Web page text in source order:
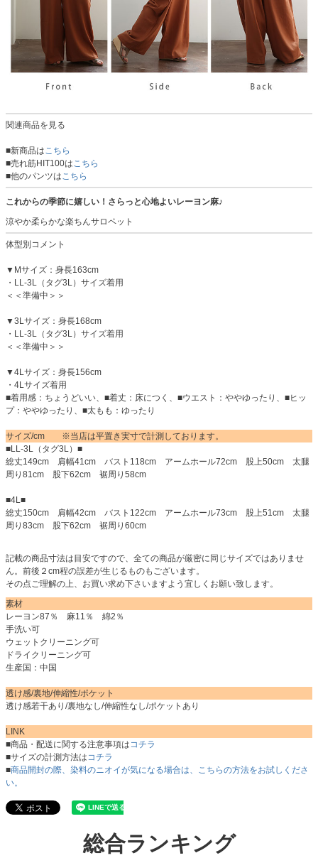
関連商品を見る
■新商品はこちら
■売れ筋HIT100はこちら
■他のパンツはこちら
これからの季節に嬉しい！さらっと心地よいレーヨン麻♪
涼やか柔らかな楽ちんサロペット
体型別コメント
▼Mサイズ：身長163cm
・LL-3L（タグ3L）サイズ着用
＜＜準備中＞＞
▼3Lサイズ：身長168cm
・LL-3L（タグ3L）サイズ着用
＜＜準備中＞＞
▼4Lサイズ：身長156cm
・4Lサイズ着用
■着用感：ちょうどいい、■着丈：床につく、■ウエスト：ややゆったり、■ヒッ
プ：ややゆったり、■太もも：ゆったり
サイズ/cm ※当店は平置き実寸で計測しております。
■LL-3L（タグ3L）■
総丈149cm 肩幅41cm バスト118cm アームホール72cm 股上50cm 太腿
周り81cm 股下62cm 裾周り58cm
■4L■
総丈150cm 肩幅42cm バスト122cm アームホール73cm 股上51cm 太腿
周り83cm 股下62cm 裾周り60cm
記載の商品寸法は目安ですので、全ての商品が厳密に同じサイズではありませ
ん。前後２cm程の誤差が生じるものもございます。
その点ご理解の上、お買い求め下さいますよう宜しくお願い致します。
素材
レーヨン87％ 麻11％ 綿2％
手洗い可
ウェットクリーニング可
ドライクリーニング可
生産国：中国
透け感/裏地/伸縮性/ポケット
透け感若干あり/裏地なし/伸縮性なし/ポケットあり
LINK
■商品・配送に関する注意事項はコチラ
■サイズの計測方法はコチラ
■商品開封の際、染料のニオイが気になる場合は、こちらの方法をお試しくださ
い。
総合ランキング